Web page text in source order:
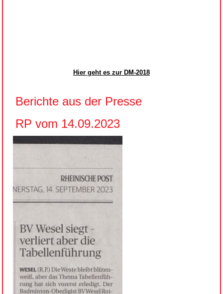
Hier geht es zur DM-2018
Berichte aus der Presse
RP vom 14.09.2023